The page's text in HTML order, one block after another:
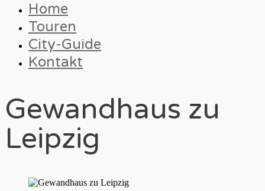
Home
Touren
City-Guide
Kontakt
Gewandhaus zu
Leipzig